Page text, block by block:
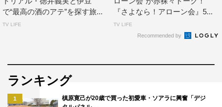
で“最高の酒のアテ”を探す旅...
TV LIFE
『さよなら！アローン会』5...
TV LIFE
Recommended by
ランキング
1
槙原寛己が20歳で買った初愛車・ソアラに興奮「デジ